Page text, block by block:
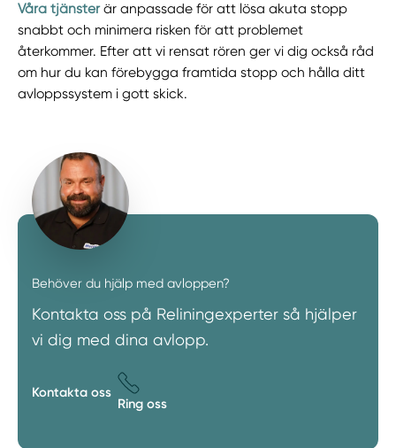
Våra tjänsterär anpassade för att lösa akuta stopp
snabbt och minimera risken för att problemet
återkommer. Efter att vi rensat rören ger vi dig också råd
om hur du kan förebygga framtida stopp och hålla ditt
avloppssystem i gott skick.
Behöver du hjälp med avloppen?
Kontakta oss på Reliningexperter så hjälper
vi dig med dina avlopp.
Kontakta oss
Ring oss